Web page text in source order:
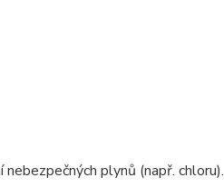
plynů (např. chloru).